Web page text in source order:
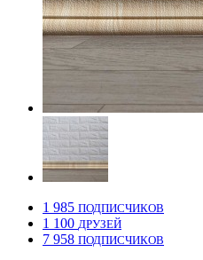
1 985 ПОДПИСЧИКОВ
1 100 ДРУЗЕЙ
7 958 ПОДПИСЧИКОВ